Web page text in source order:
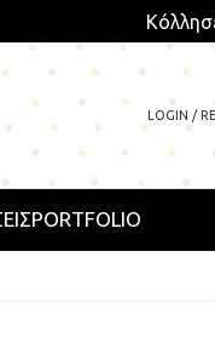
LOGIN /
PORTFOLIO